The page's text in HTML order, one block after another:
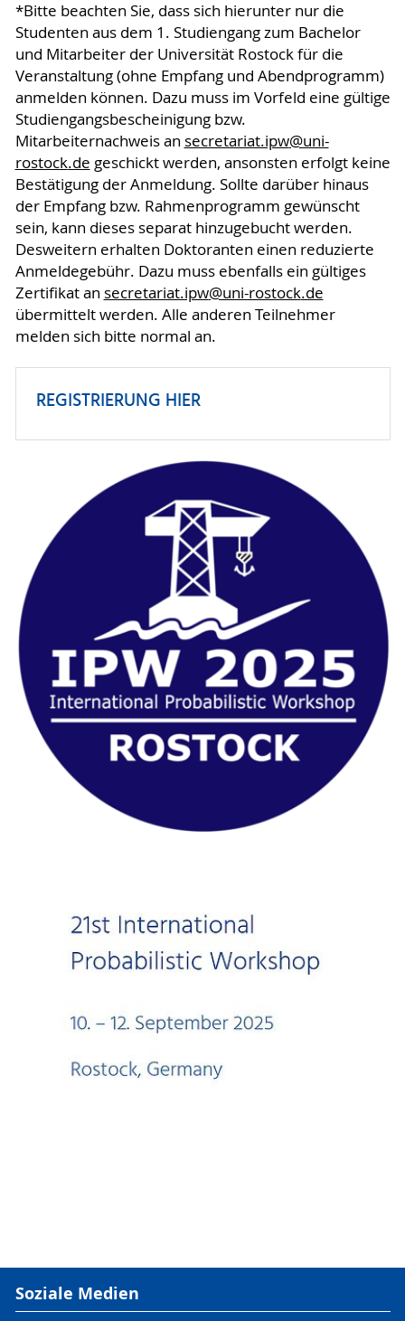
*Bitte beachten Sie, dass sich hierunter nur die
Studenten aus dem 1. Studiengang zum Bachelor
und Mitarbeiter der Universität Rostock für die
Veranstaltung (ohne Empfang und Abendprogramm)
anmelden können. Dazu muss im Vorfeld eine gültige
Studiengangsbescheinigung bzw.
Mitarbeiternachweis an secretariat.ipw@uni-
rostock.de geschickt werden, ansonsten erfolgt keine
Bestätigung der Anmeldung. Sollte darüber hinaus
der Empfang bzw. Rahmenprogramm gewünscht
sein, kann dieses separat hinzugebucht werden.
Desweitern erhalten Doktoranten einen reduzierte
Anmeldegebühr. Dazu muss ebenfalls ein gültiges
Zertifikat an secretariat.ipw@uni-rostock.de
übermittelt werden. Alle anderen Teilnehmer
melden sich bitte normal an.
REGISTRIERUNG HIER
Soziale Medien